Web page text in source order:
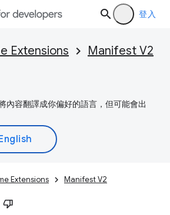
登入
Extensions Manifest V2
內容翻譯成你偏好的語言，但可能會出
Extensions Manifest V2